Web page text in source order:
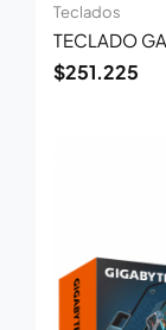
Teclados
TECLADO
$251.225